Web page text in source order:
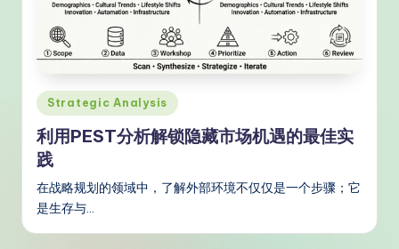
Posted
in
Strategic Analysis
利用PEST分析解锁隐藏市场机遇的最佳实
践
在战略规划的领域中，了解外部环境不仅仅是一个步骤；它
是生存与…